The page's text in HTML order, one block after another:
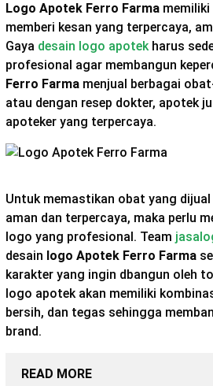
Logo Apotek Ferro Farma memiliki
memberi kesan yang terpercaya,
Gaya desain logo apotekharus
profesional agar membangun
Ferro Farma menjual berbagai
atau dengan resep dokter, apotek
apoteker yang terpercaya.
Untuk memastikan obat yang
aman dan terpercaya, maka perlu
logo yang profesional. Team
desain logo Apotek Ferro Farma
karakter yang ingin dbangun oleh
logo apotek akan memiliki
bersih, dan tegas sehingga
brand.
READ MORE